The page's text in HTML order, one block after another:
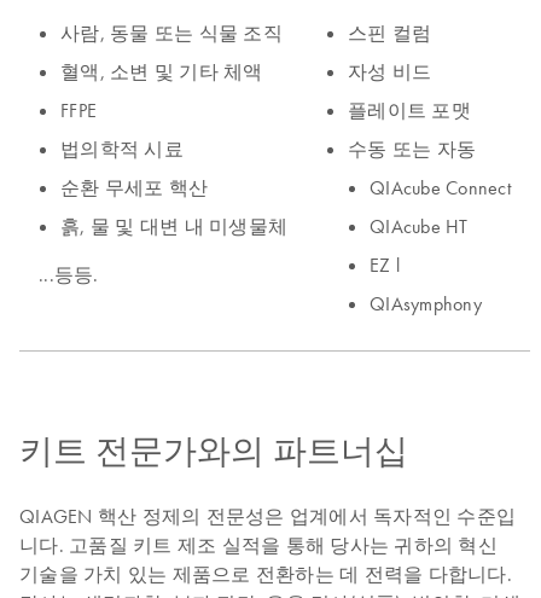
키트 전문가와의 파트너십
QIAGEN 핵산 정제의 전문성은 업계에서 독자적인 수준입
니다. 고품질 키트 제조 실적을 통해 당사는 귀하의 혁신
기술을 가치 있는 제품으로 전환하는 데 전력을 다합니다.